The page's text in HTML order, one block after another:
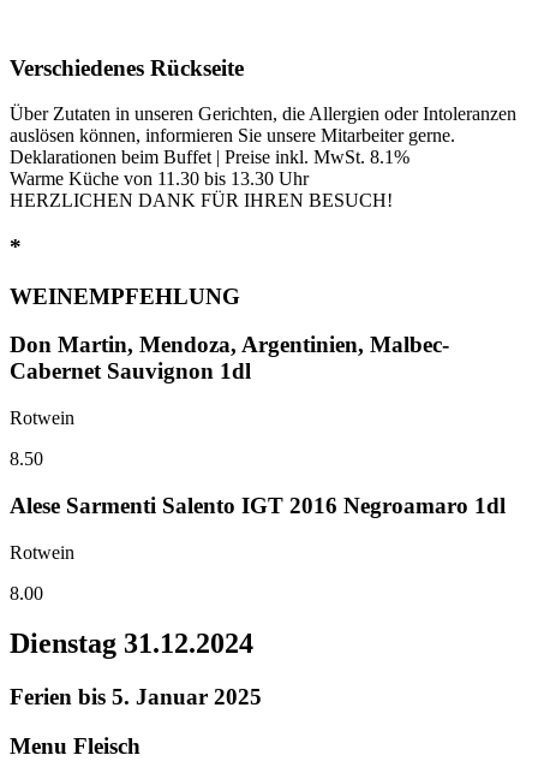
Verschiedenes Rückseite
Über Zutaten in unseren Gerichten, die Allergien oder Intoleranzen
auslösen können, informieren Sie unsere Mitarbeiter gerne.
Deklarationen beim Buffet | Preise inkl. MwSt. 8.1%
Warme Küche von 11.30 bis 13.30 Uhr
HERZLICHEN DANK FÜR IHREN BESUCH!
*
WEINEMPFEHLUNG
Don Martin, Mendoza, Argentinien, Malbec-
Cabernet Sauvignon 1dl
Rotwein
8.50
Alese Sarmenti Salento IGT 2016 Negroamaro 1dl
Rotwein
8.00
Dienstag 31.12.2024
Ferien bis 5. Januar 2025
Menu Fleisch